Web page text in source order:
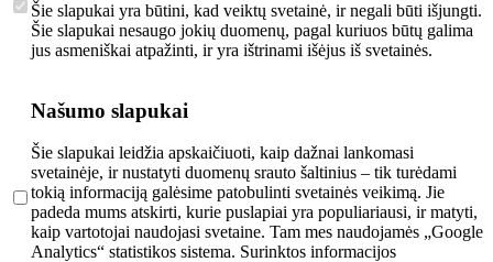
Šie slapukai yra būtini, kad veiktų svetainė, ir negali būti išjungti.
Šie slapukai nesaugo jokių duomenų, pagal kuriuos būtų galima
jus asmeniškai atpažinti, ir yra ištrinami išėjus iš svetainės.
Našumo slapukai
Šie slapukai leidžia apskaičiuoti, kaip dažnai lankomasi
svetainėje, ir nustatyti duomenų srauto šaltinius – tik turėdami
tokią informaciją galėsime patobulinti svetainės veikimą. Jie
padeda mums atskirti, kurie puslapiai yra populiariausi, ir matyti,
kaip vartotojai naudojasi svetaine. Tam mes naudojamės „Google
Analytics“ statistikos sistema. Surinktos informacijos